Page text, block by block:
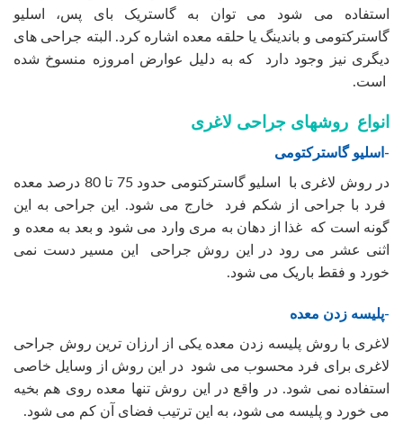
استفاده می شود می توان به گاستریک بای پس، اسلیو
گاسترکتومی و باندینگ یا حلقه معده اشاره کرد. البته جراحی های
دیگری نیز وجود دارد که به دلیل عوارض امروزه منسوخ شده
است.
انواع روشهای جراحی لاغری
-اسلیو گاسترکتومی
در روش لاغری با اسلیو گاسترکتومی حدود 75 تا 80 درصد معده
فرد با جراحی از شکم فرد خارج می شود. این جراحی به این
گونه است که غذا از دهان به مری وارد می شود و بعد به معده و
اثنی عشر می رود در این روش جراحی این مسیر دست نمی
خورد و فقط باریک می شود.
-پلیسه زدن معده
لاغری با روش پلیسه زدن معده یکی از ارزان ترین روش جراحی
لاغری برای فرد محسوب می شود در این روش از وسایل خاصی
استفاده نمی شود. در واقع در این روش تنها معده روی هم بخیه
می خورد و پلیسه می شود، به این ترتیب فضای آن کم می شود.